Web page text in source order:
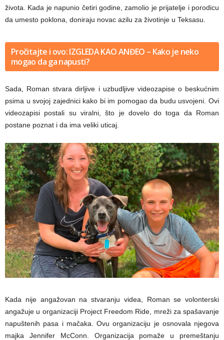
života. Kada je napunio četiri godine, zamolio je prijatelje i porodicu
da umesto poklona, doniraju novac azilu za životinje u Teksasu.
Pročitajte i ovo: IZGLEDA KAO ANĐEO – Kako je neko
mogao da ga napusti?
Sada, Roman stvara dirljive i uzbudljive videozapise o beskućnim
psima u svojoj zajednici kako bi im pomogao da budu usvojeni. Ovi
videozapisi postali su viralni, što je dovelo do toga da Roman
postane poznat i da ima veliki uticaj.
Kada nije angažovan na stvaranju videa, Roman se volonterski
angažuje u organizaciji Project Freedom Ride, mreži za spašavanje
napuštenih pasa i mačaka. Ovu organizaciju je osnovala njegova
majka Jennifer McConn. Organizacija pomaže u premeštanju